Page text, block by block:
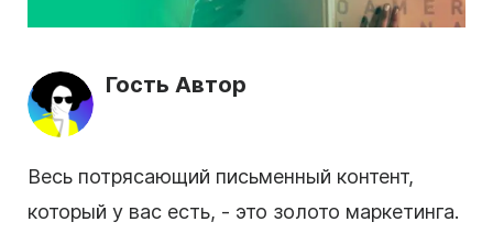
Гость Автор
Весь потрясающий письменный контент,
который у вас есть, - это золото маркетинга.